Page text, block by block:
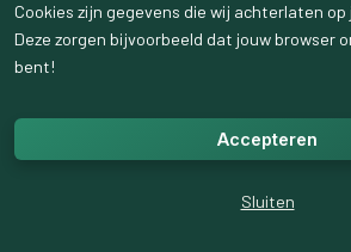
Cookies zijn gegevens die wij achterlaten
Deze zorgen bijvoorbeeld dat jouw browser
bent!
Accepteren
Sluiten